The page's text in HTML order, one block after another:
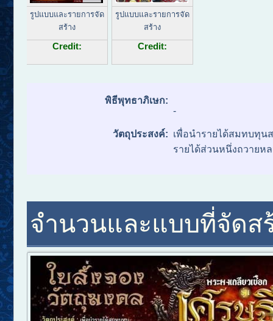
รูปแบบและรายการจัด
สร้าง
Credit:
รูปแบบและรายการจัด
สร้าง
Credit:
พิธีพุทธาภิเษก:
-
วัตถุประสงค์: เพื่อนำรายได้สมทบทุน
รายได้ส่วนหนึ่งถวายห
จำนวนและแบบที่จัดส